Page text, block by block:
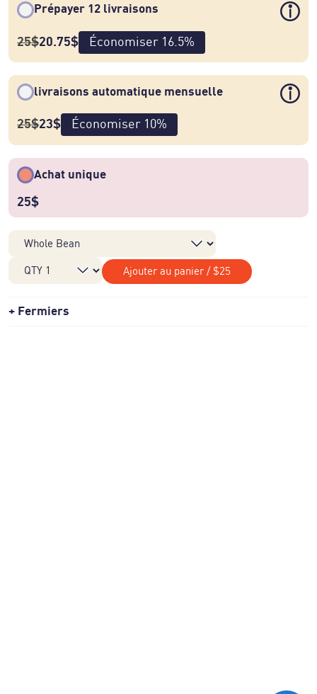
Prépayer 12 livraisons
25$20.75$ Économiser 16.5%
livraisons automatique mensuelle
25$23$ Économiser 10%
Achat unique
25$
Ajouter au panier/ $25
Fermiers